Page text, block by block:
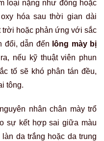
loại nặng như đồng hoặc
hóa sau thời gian dài
hoặc phản ứng với sắc
đổi, dẫn đến lông mày bị
nếu kỹ thuật viên phun
tố sẽ khó phân tán đều,
tông.
nhân chân mày trổ
sự kết hợp sai giữa màu
da trắng hoặc da trung